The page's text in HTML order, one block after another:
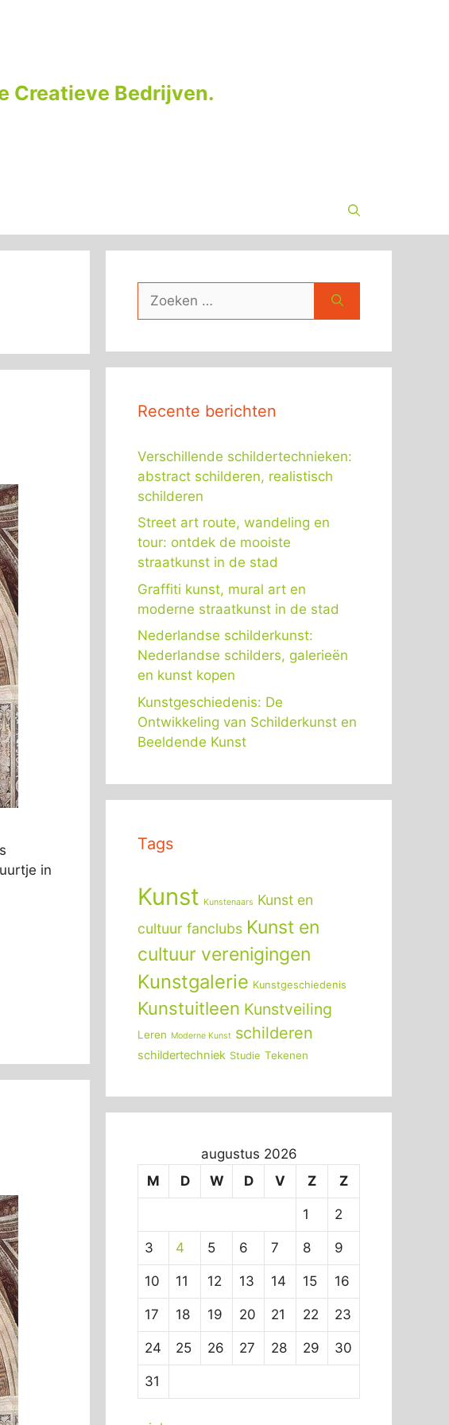
Creatieve Bedrijven.
in
naar:
Recente berichten
Verschillende schildertechnieken:
abstract schilderen, realistisch
schilderen
Street art route, wandeling en
tour: ontdek de mooiste
straatkunst in de stad
Graffiti kunst, mural art en
moderne straatkunst in de stad
Nederlandse schilderkunst:
Nederlandse schilders, galerieën
en kunst kopen
Kunstgeschiedenis: De
Ontwikkeling van Schilderkunst en
Beeldende Kunst
Tags
Kunst Kunstenaars Kunst en
cultuur fanclubs Kunst en
cultuur verenigingen
Kunstgalerie Kunstgeschiedenis
Kunstuitleen Kunstveiling
Leren Moderne Kunst schilderen
schildertechniek Studie Tekenen
augustus 2026
M
D W D V Z Z
1 2
3 4 5 6 7 8 9
10 11 12 13 14 15 16
17 18 19 20 21 22 23
24 25 26 27 28 29 30
31